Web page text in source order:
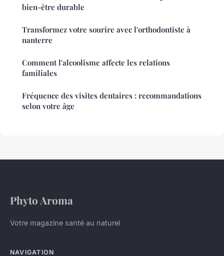
bien-être durable
Transformez votre sourire avec l'orthodontiste à
nanterre
Comment l'alcoolisme affecte les relations
familiales
Fréquence des visites dentaires : recommandations
selon votre âge
Phyto Aroma
Votre magazine santé au naturel
NAVIGATION